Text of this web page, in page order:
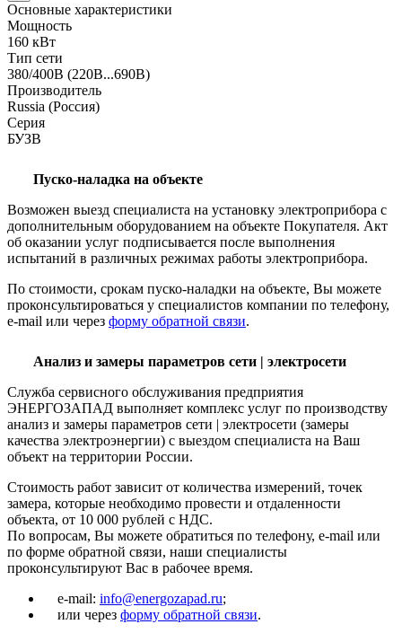
Основные характеристики
Мощность
160 кВт
Тип сети
380/400В (220В...690В)
Производитель
Russia (Россия)
Серия
БУЗВ
Пуско-наладка на объекте
Возможен выезд специалиста на установку электроприбора с
дополнительным оборудованием на объекте Покупателя. Акт
об оказании услуг подписывается после выполнения
испытаний в различных режимах работы электроприбора.
По стоимости, срокам пуско-наладки на объекте, Вы можете
проконсультироваться у специалистов компании по телефону,
e-mail или через форму обратной связи.
Анализ и замеры параметров сети | электросети
Служба сервисного обслуживания предприятия
ЭНЕРГОЗАПАД выполняет комплекс услуг по производству
анализ и замеры параметров сети | электросети (замеры
качества электроэнергии) с выездом специалиста на Ваш
объект на территории России.
Стоимость работ зависит от количества измерений, точек
замера, которые необходимо провести и отдаленности
объекта, от 10 000 рублей с НДС.
По вопросам, Вы можете обратиться по телефону, e-mail или
по форме обратной связи, наши специалисты
проконсультируют Вас в рабочее время.
e-mail: info@energozapad.ru;
или через форму обратной связи.